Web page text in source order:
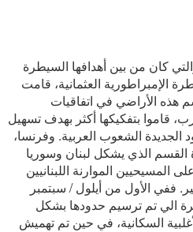
كان من بين أهدافها السيطرة
الإمبراطورية العثمانية، قامت
هذه الأراضي في اتفاقيات
قاموا بتفكيكها أكثر بهدف تسهيل
الشعوب العربية. وفرنسا،
الذي يشكل لبنان وسوريا
المسيحيين الموارنة اللبنانيين
ففي الأول من أيلول / سبتمبر
الي تم ترسيم حدودها بشكل
السكانية، في حين تم تهميش